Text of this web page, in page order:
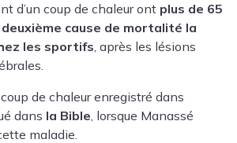
d’un coup de chaleur ont plus de 65
deuxième cause de mortalité la
les sportifs, après les lésions
de chaleur enregistré dans
dans la Bible, lorsque Manassé
maladie.